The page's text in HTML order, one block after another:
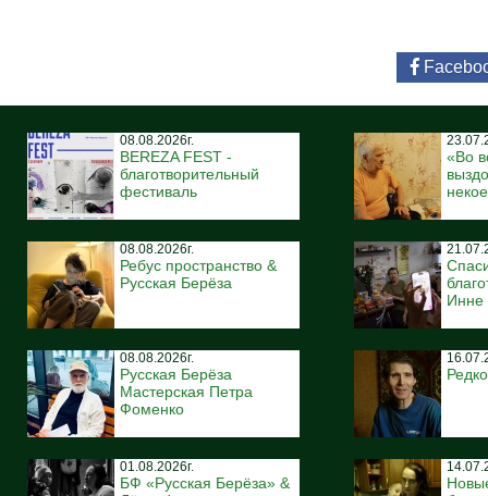
08.08.2026г.
BEREZA FEST -
благотворительный
фестиваль
08.08.2026г.
Ребус пространство &
Русская Берёза
08.08.2026г.
Русская Берёза
Мастерская Петра
Фоменко
01.08.2026г.
БФ «Русская Берёза» &
«Во
Инне